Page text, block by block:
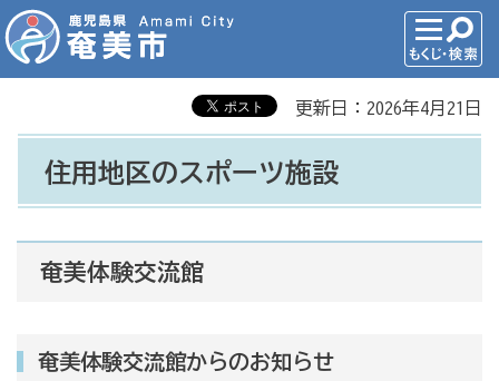
更新日：2026年4月21日
住用地区のスポーツ施設
奄美体験交流館
奄美体験交流館からのお知らせ